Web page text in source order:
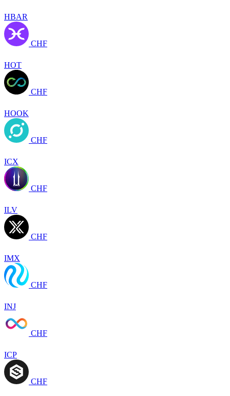
HBAR
CHF
HOT
CHF
HOOK
CHF
ICX
CHF
ILV
CHF
IMX
CHF
INJ
CHF
ICP
CHF